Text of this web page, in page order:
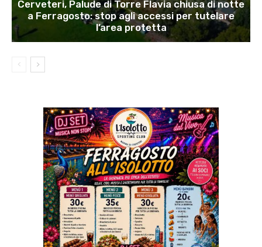
Cerveteri, Palude di Torre Flavia chiusa di notte
a Ferragosto: stop agli accessi per tutelare
l’area protetta